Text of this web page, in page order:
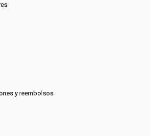
y reembolsos